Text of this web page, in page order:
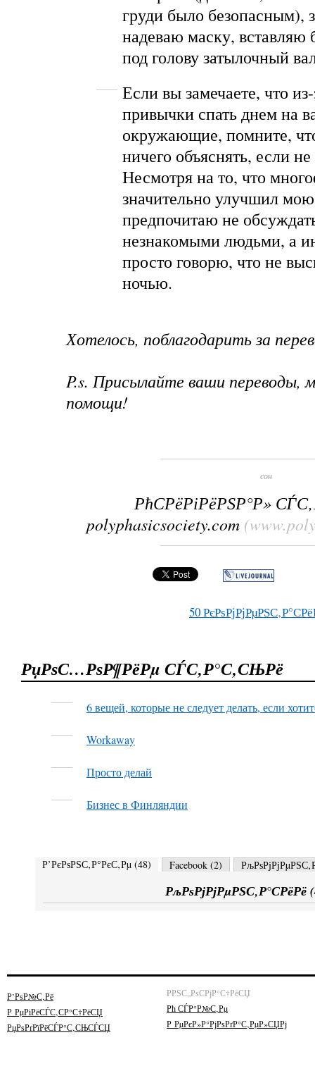
груди было безопасным),
надеваю маску, вставляю
под голову затылочный
Если вы замечаете, что
привычки спать днем на
окружающие, помните,
ничего объяснять, если не
Несмотря на то, что
значительно улучшил
предпочитаю не
незнакомыми людьми, а
просто говорю, что не
ночью.
Хотелось, поблагодарить за
P.s. Присылайте ваши переводы,
помощи!
сон
РћСРёРіРёРЅР°Р»
polyphasicsociety.com
50
РџРѕС…РѕР¶РёРµ СЃС‚Р°С‚СЊРё
6 вещей, которые не следует делать, если
Workaway
Просто делай
Бизнес в Финляндии
Р’РєРѕРЅС‚Р°РєС‚Рµ (48) Facebook (2)
РљРѕРјРјРµРЅС‚Р°СРёРё (
Р’РѕР№С‚Рё
Р РµРіРёСЃС‚СР°С†РёСЏ
РџРѕРґРїРёСЃР°С‚СЊСЃСЏ
РРЅС„РѕСРјР°С†РёСЏ
Рћ СЃР°Р№С‚Рµ
Р РµРєР»Р°РјРѕРґР°С‚РµР»СЏРј